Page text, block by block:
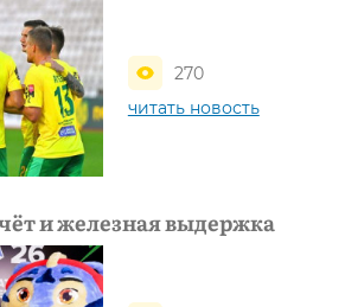
270
читать новость
и железная выдержка